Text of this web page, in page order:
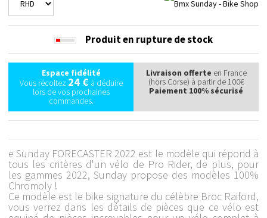
Produit en rupture de stock
Espace fidélité
Vous récoltez 24 €à déduire
lors de vos prochaines
commandes.
Livraison offerte en France
(hors Corse) à partir de 100€
Paiement 100% sécurisé
e Sunday FORECASTER 2022 est le modèle qui répond à
tous les critères d'un vélo de Pro Rider, de plus, pour
les gammes 2022, Sunday propose des modèles 100%
Chromoly !
Ce modèle est le bike signature du célèbre Broc Raiford,
vous verrez dans les détails de pièces que ce vélo est